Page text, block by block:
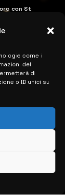
come i
del
di
o ID unici su
con St